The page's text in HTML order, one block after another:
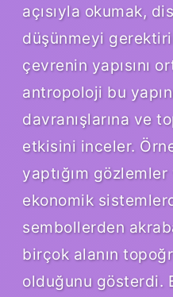
açısıyla okumak,
düşünmeyi
çevrenin yapısını
antropoloji bu
davranışlarına ve
etkisini inceler.
yaptığım
ekonomik
sembollerden
birçok alanın
olduğunu gösterdi.